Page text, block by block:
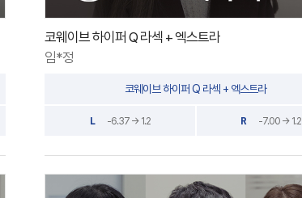
코웨이브 하이퍼 Q 라섹 + 엑스트라
임*정
코웨이브 하이퍼 Q 라섹 + 엑스트라
L -6.37 → 1.2 R -7.00 → 1.2